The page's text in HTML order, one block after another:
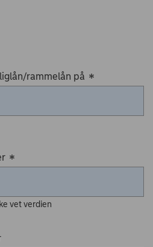
rammelån på *
*
vet verdien